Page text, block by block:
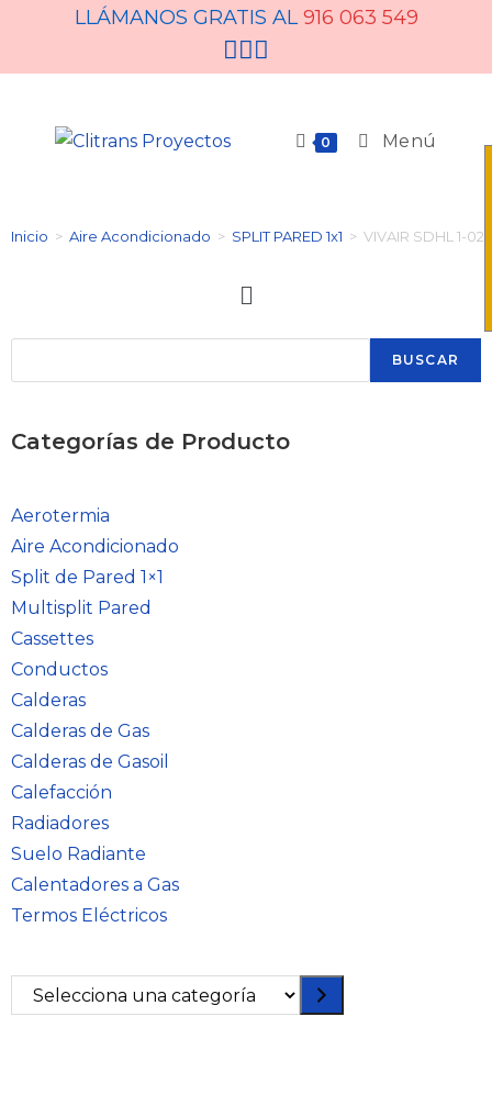
LLÁMANOS GRATIS AL916 063 549
0 Menú
Inicio > Aire Acondicionado > SPLIT PARED 1x1 > VIVAIR SDHL 1-
BUSCAR
Categorías de Producto
Aerotermia
Aire Acondicionado
Split de Pared 1×1
Multisplit Pared
Cassettes
Conductos
Calderas
Calderas de Gas
Calderas de Gasoil
Calefacción
Radiadores
Suelo Radiante
Calentadores a Gas
Termos Eléctricos